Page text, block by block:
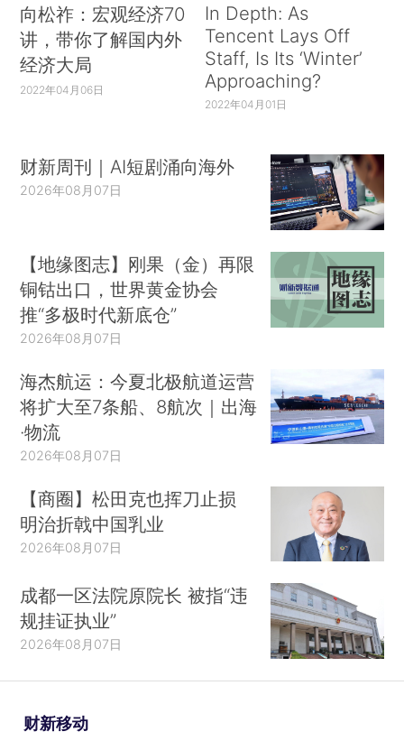
向松祚：宏观经济70
讲，带你了解国内外
经济大局
2022年04月06日
In Depth: As
Tencent Lays Off
Staff, Is Its ‘Winter’
Approaching?
2022年04月01日
财新周刊｜AI短剧涌向海外
2026年08月07日
【地缘图志】刚果（金）再限
铜钴出口，世界黄金协会
推“多极时代新底仓”
2026年08月07日
海杰航运：今夏北极航道运营
将扩大至7条船、8航次｜出海
·物流
2026年08月07日
【商圈】松田克也挥刀止损
明治折戟中国乳业
2026年08月07日
成都一区法院原院长 被指“违
规挂证执业”
2026年08月07日
财新移动